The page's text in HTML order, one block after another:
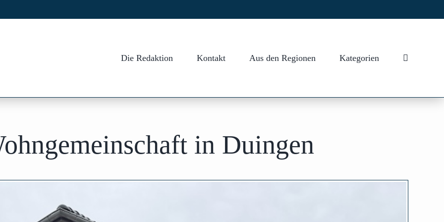
Die Redaktion Kontakt Aus den Regionen Kategorien
in Duingen